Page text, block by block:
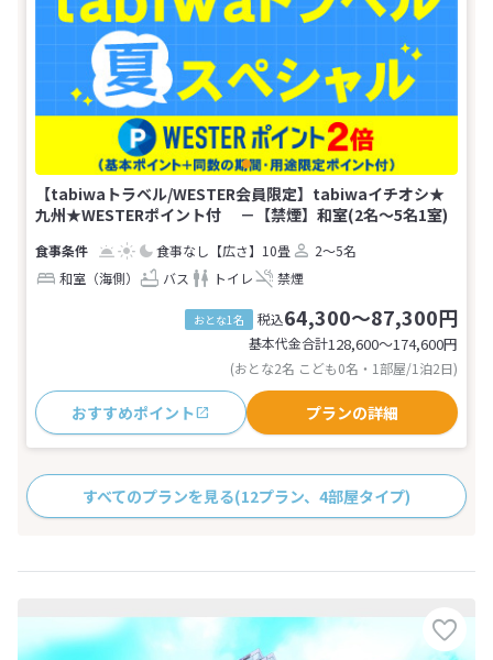
【tabiwaトラベル/WESTER会員限定】tabiwaイチオシ★
九州★WESTERポイント付 －【禁煙】和室(2名～5名1室)
食事なし 【広さ】10畳
2～5名
和室（海側）
バス トイレ 禁煙
おとな1名 税込64,300～87,300円
基本代金合計128,600〜174,600円
(おとな2名 こども0名・1部屋/1泊2日)
おすすめポイント プランの詳細
すべてのプランを見る(12プラン、4部屋タイプ)